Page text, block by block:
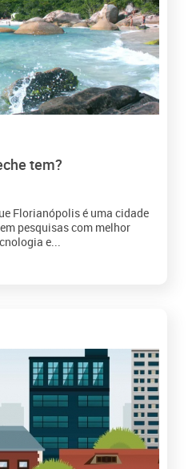
tem?
Florianópolis é uma cidade
pesquisas com melhor
e...